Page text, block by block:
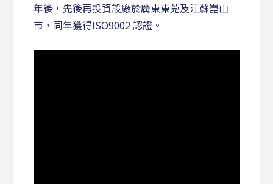
年後，先後再投資設廠於廣東東莞及江蘇崑山
市，同年獲得ISO9002 認證。